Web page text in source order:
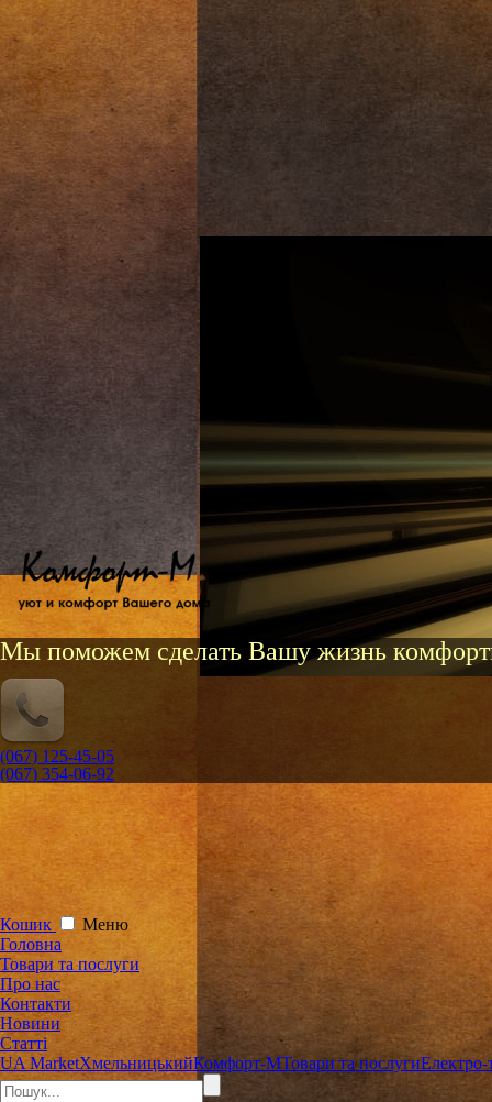
Мы поможем сделать Вашу жизнь
(067) 125-45-05
(067) 354-06-92
Кошик
Меню
Головна
Товари та послуги
Про нас
Контакти
Новини
Статті
UA MarketХмельницькийКомфорт-МТовари та послугиЕлектро-